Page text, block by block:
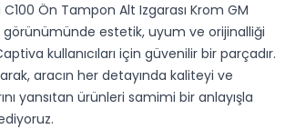
Ön Tampon Alt Izgarası Krom GM
görünümünde estetik, uyum ve orijinalliği
kullanıcıları için güvenilir bir parçadır.
aracın her detayında kaliteyi ve
yansıtan ürünleri samimi bir anlayışla